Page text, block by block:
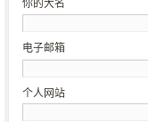
你的大名
电子邮箱
个人网站